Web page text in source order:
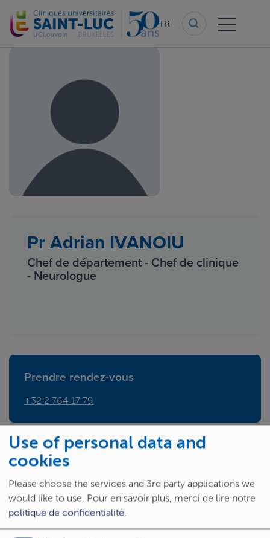
au
contenu
FR
Pr Adrian IVANOIU
Chef de département - Chef de clinique
- Neurologue
Prendre rendez-vous
+32 2 764 17 79
Prendre rendez-vous
+32 2 764 19 62
Use of personal data and
cookies
Please choose the services and 3rd party applications we
would like to use. Pour en savoir plus, merci de lire notre
politique de confidentialité.